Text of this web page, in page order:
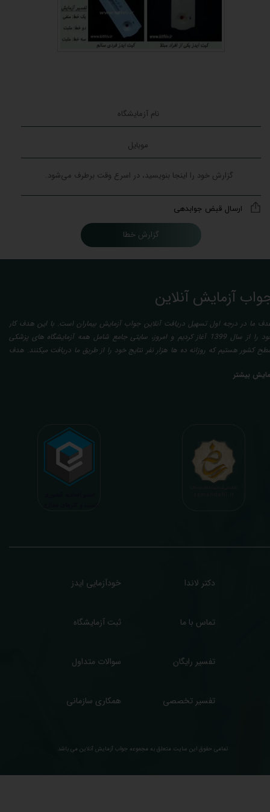
گزارش خطا
ارسال قبض جوابدهی
تمامی حقوق این سایت متعلق به مجموعه ​جواب آزمایش آنلاین می باشد.
آزمایش آنلاین
ما در درجه اول تسهیل دریافت آنلاین جواب آزمایش بیماران است. با این هدف کار
خود را از سال 1399 آغاز کردیم و امروز، سایتی جامع شامل همه آزمایشگاه های پزشکی
کشور هستیم که روزانه ده ها هزار نفر نتایج خود را از طریق ما دریافت میکنند. هدف
با تایید و مهر پزشک متخصص) میباشد. رسالت ما در تفسیر، استخراج حداکثر
بیمه ها، افزایش تمایل افراد به انجام آزمایش (با دریافت اطلاعاتی دقیقتر، کاربردی، قابل
و شخصی سازی شده) میگردد. تا درنهایت به جامعه ای سالم تر برای تبدیل شدن به
پیشرفته (دیر و زود داره سوخت و سوز نداره...) برسیم. قابل ذکر است که جواب
آنلاین به نتایج هیچ یک از کاربران بصورت مستقیم دسترسی ندارد و موارد تفسیر نیز
با درخواست و ارسال خود کاربر انجام میگیرد و ما تابع اصول اخلاق پزشکی و حرفه ای
بیشتر
دکتر لاندا
تفسیر تخصصی
تفسیر رایگان
خودآزمایی ایدز
ثبت آزمایشگاه تماس با ما
سوالات متداول
همکاری سازمانی